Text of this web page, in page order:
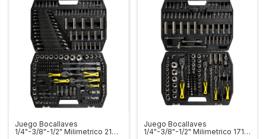
Juego Bocallaves
1/4"-3/8"-1/2" Milimetrico 216
Juego Bocallaves
1/4"-3/8"-1/2" Milimetrico 171